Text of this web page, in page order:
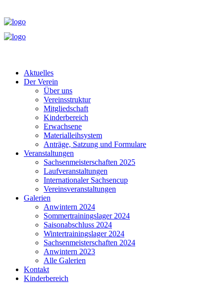
Aktuelles
Der Verein
Über uns
Vereinsstruktur
Mitgliedschaft
Kinderbereich
Erwachsene
Materialleihsystem
Anträge, Satzung und Formulare
Veranstaltungen
Sachsenmeisterschaften 2025
Laufveranstaltungen
Internationaler Sachsencup
Vereinsveranstaltungen
Galerien
Anwintern 2024
Sommertrainingslager 2024
Saisonabschluss 2024
Wintertrainingslager 2024
Sachsenmeisterschaften 2024
Anwintern 2023
Alle Galerien
Kontakt
Kinderbereich